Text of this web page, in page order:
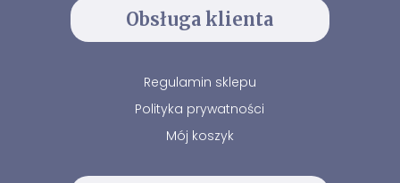
Obsługa klienta
Regulamin sklepu
Polityka prywatności
Mój koszyk